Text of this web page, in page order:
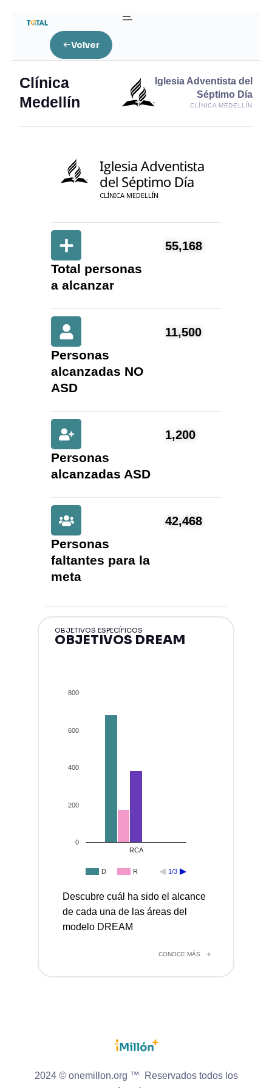
Volver
Clínica
Medellín
Iglesia Adventista del
Séptimo Día
CLÍNICA MEDELLÍN
Iglesia Adventista
del Séptimo Día
CLÍNICA MEDELLÍN
Total personas
a alcanzar
55,168
Personas
alcanzadas NO
ASD
11,500
Personas
alcanzadas ASD
1,200
Personas
faltantes para la
meta
42,468
OBJETIVOS ESPECÍFICOS
OBJETIVOS DREAM
D R 1/3
RCA
0
200
400
600
800
Descubre cuál ha sido el alcance
de cada una de las áreas del
modelo DREAM
CONOCE MÁS
2024 © onemillon.org ™ Reservados todos los